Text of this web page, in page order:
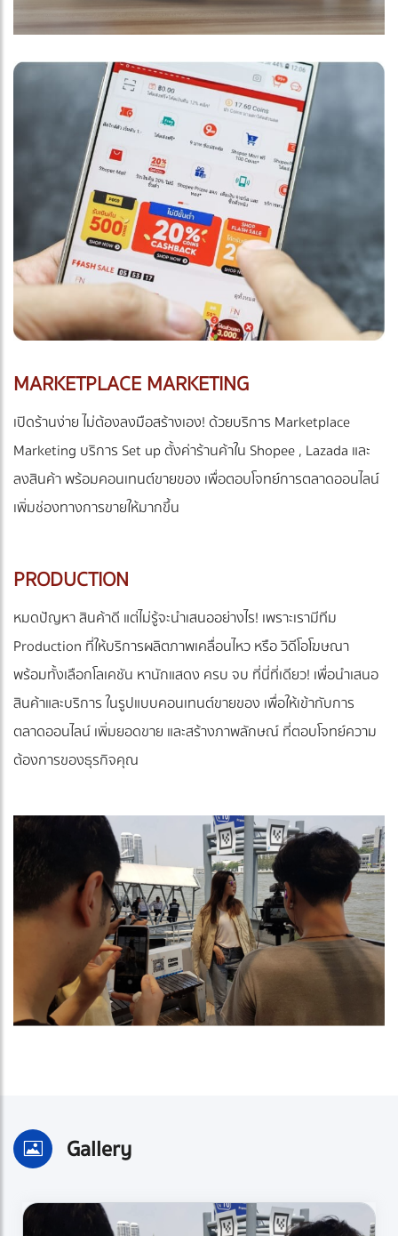
MARKETPLACE MARKETING
เปิดร้านง่าย ไม่ต้องลงมือสร้างเอง! ด้วยบริการ Marketplace
Marketing บริการ Set up ตั้งค่าร้านค้าใน Shopee , Lazada และ
ลงสินค้า พร้อมคอนเทนต์ขายของ เพื่อตอบโจทย์การตลาดออนไลน์
เพิ่มช่องทางการขายให้มากขึ้น
PRODUCTION
หมดปัญหา สินค้าดี แต่ไม่รู้จะนำเสนออย่างไร! เพราะเรามีทีม
Production ที่ให้บริการผลิตภาพเคลื่อนไหว หรือ วิดีโอโฆษณา
พร้อมทั้งเลือกโลเคชัน หานักแสดง ครบ จบ ที่นี่ที่เดียว! เพื่อนำเสนอ
สินค้าและบริการ ในรูปแบบคอนเทนต์ขายของ เพื่อให้เข้ากับการ
ตลาดออนไลน์ เพิ่มยอดขาย และสร้างภาพลักษณ์ ที่ตอบโจทย์ความ
ต้องการของธุรกิจคุณ
Gallery